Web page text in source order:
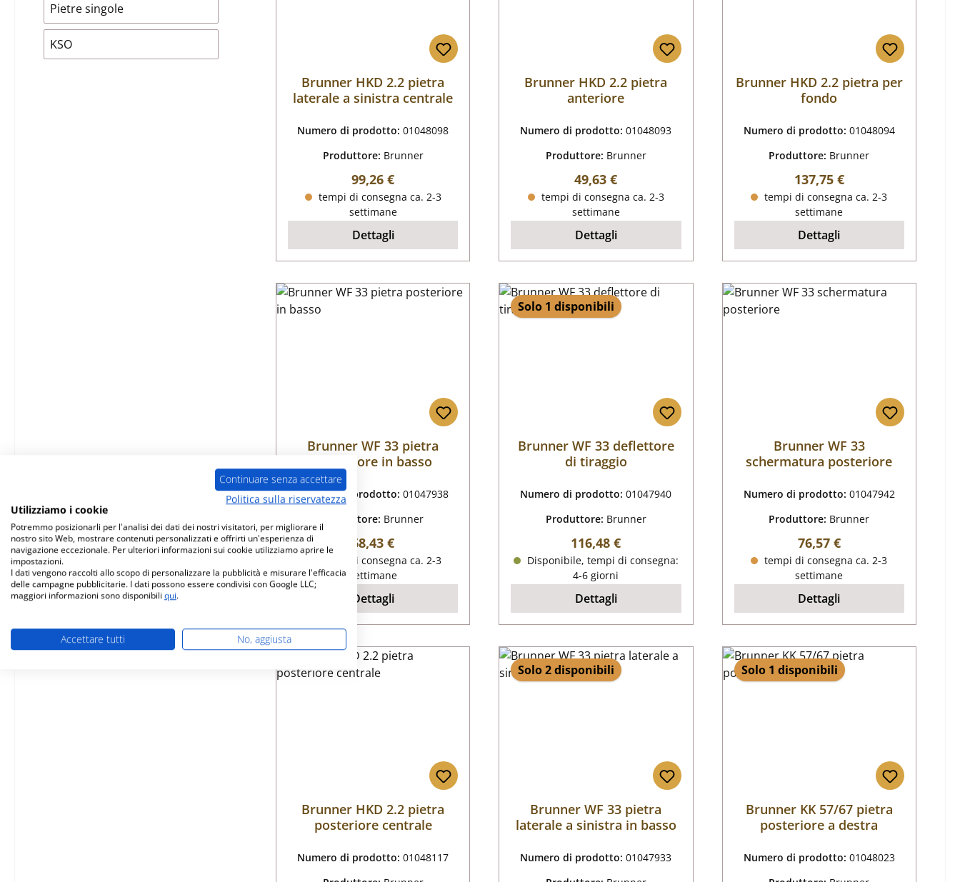
Pietre singole
KSO
Brunner HKD 2.2 pietra
laterale a sinistra centrale
Numero di prodotto:01048098
Produttore: Brunner
Prezzo normale:
99,26 €
tempi di consegna ca. 2-3
settimane
Dettagli
Brunner HKD 2.2 pietra
anteriore
Numero di prodotto:01048093
Produttore: Brunner
Prezzo normale:
49,63 €
tempi di consegna ca. 2-3
settimane
Dettagli
Brunner HKD 2.2 pietra per
fondo
Numero di prodotto: 01048094
Produttore: Brunner
Prezzo normale:
137,75 €
tempi di consegna ca. 2-3
settimane
Dettagli
Brunner WF 33 pietra
posteriore in basso
Numero di prodotto:01047938
Produttore: Brunner
Prezzo normale:
68,43 €
tempi di consegna ca. 2-3
settimane
Dettagli
Solo 1 disponibili
Brunner WF 33 deflettore
di tiraggio
Numero di prodotto:01047940
Produttore: Brunner
Prezzo normale:
116,48 €
Disponibile, tempi di consegna:
4-6 giorni
Dettagli
Brunner WF 33
schermatura posteriore
Numero di prodotto: 01047942
Produttore: Brunner
Prezzo normale:
76,57 €
tempi di consegna ca. 2-3
settimane
Dettagli
Brunner HKD 2.2 pietra
posteriore centrale
Numero di prodotto:01048117
Solo 2 disponibili
Brunner WF 33 pietra
laterale a sinistra in basso
Numero di prodotto:01047933
Solo 1 disponibili
Brunner KK 57/67 pietra
posteriore a destra
Numero di prodotto: 01048023
Continuare senza accettare
Politica sulla riservatezza
Utilizziamo i cookie
Potremmo posizionarli per l'analisi dei dati dei nostri visitatori, per migliorare il
nostro sito Web, mostrare contenuti personalizzati e offrirti un'esperienza di
navigazione eccezionale. Per ulteriori informazioni sui cookie utilizziamo aprire le
impostazioni.
I dati vengono raccolti allo scopo di personalizzare la pubblicità e misurare l'efficacia
delle campagne pubblicitarie. I dati possono essere condivisi con Google LLC;
maggiori informazioni sono disponibili qui.
Accettare tutti No, aggiusta